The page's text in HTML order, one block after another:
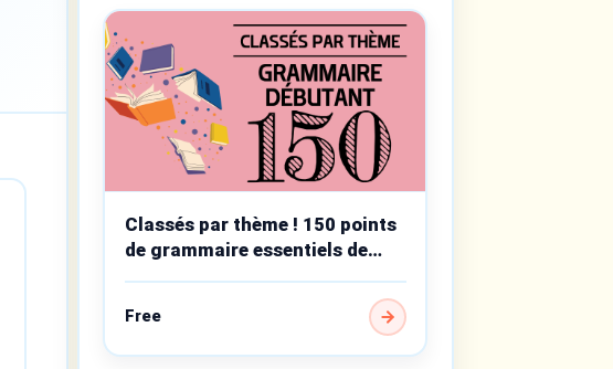
Classés par thème ! 150 points
de grammaire essentiels de
niveau débutant
Free